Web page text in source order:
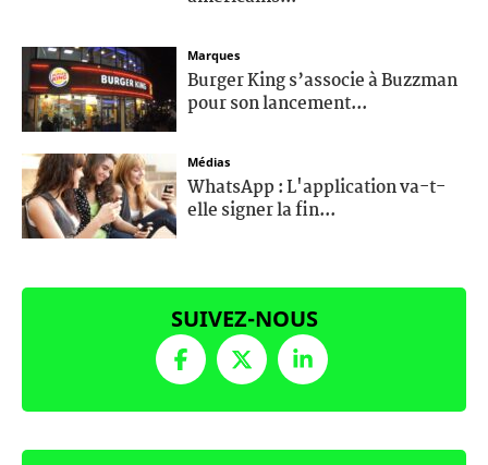
Marques
Burger King s’associe à Buzzman
pour son lancement...
Médias
WhatsApp : L'application va-t-
elle signer la fin...
SUIVEZ-NOUS